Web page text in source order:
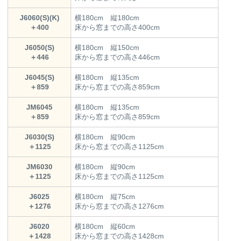
J6060(S)(K)
＋400
横180cm 縦180cm
床から窓までの高さ400cm
J6050(S)
＋446
横180cm 縦150cm
床から窓までの高さ446cm
J6045(S)
＋859
横180cm 縦135cm
床から窓までの高さ859cm
JM6045
＋859
横180cm 縦135cm
床から窓までの高さ859cm
J6030(S)
＋1125
横180cm 縦90cm
床から窓までの高さ1125cm
JM6030
＋1125
横180cm 縦90cm
床から窓までの高さ1125cm
J6025
＋1276
横180cm 縦75cm
床から窓までの高さ1276cm
J6020
＋1428
横180cm 縦60cm
床から窓までの高さ1428cm